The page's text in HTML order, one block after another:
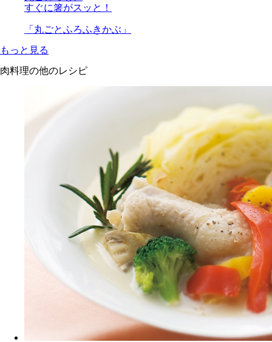
すぐに箸がスッと！
「丸ごとふろふきかぶ」
もっと見る
肉料理の他のレシピ